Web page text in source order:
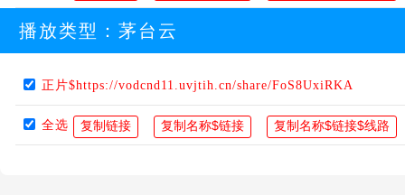
播放类型： 茅台云
正片$https://vodcnd11.uvjtih.cn/share/FoS8UxiRKA
全选